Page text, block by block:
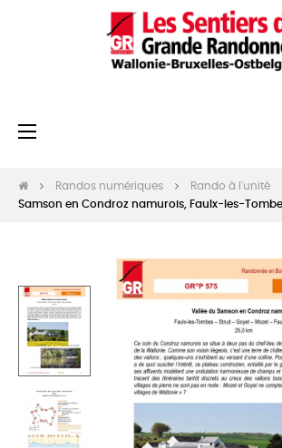
Basculer
☰
Randos numériques Rando à l'unité
Samson en Condroz namurois, Faulx-les-